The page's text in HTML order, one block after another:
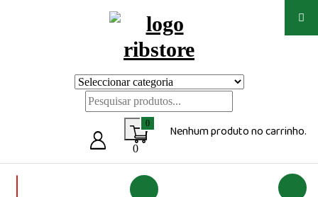
0
0
Nenhum produto no carrinho.